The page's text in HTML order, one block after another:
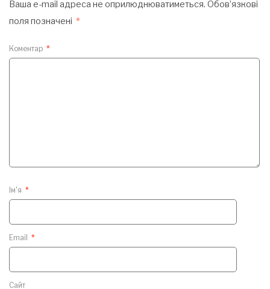
Ваша e-mail адреса не оприлюднюватиметься. Обов’язкові
поля позначені *
Коментар *
Ім'я *
Email *
Сайт